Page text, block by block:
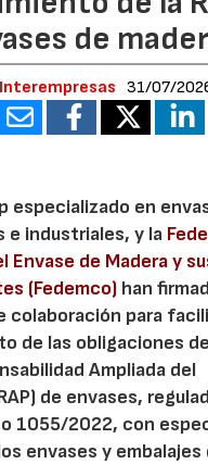
de
31/07/
especializado en
e industriales, y la
Envase de Madera y
(Fedemco) han
colaboración para
de las obligaciones
Ampliada del
de envases,
1055/2022, con
envases y embalajes